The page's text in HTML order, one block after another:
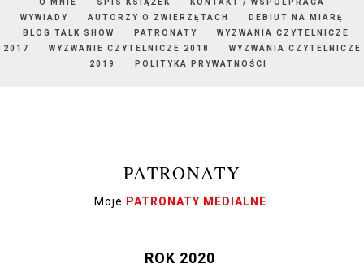
O MNIE SPIS KSIĄŻEK
KONTAKT / WSPÓŁPRACA
WYWIADY
AUTORZY O ZWIERZĘTACH
DEBIUT NA MIARĘ
BLOG TALK SHOW
PATRONATY
WYZWANIA CZYTELNICZE
2017
WYZWANIE CZYTELNICZE 2018
WYZWANIA CZYTELNICZE
2019
POLITYKA PRYWATNOŚCI
PATRONATY
Moje PATRONATY MEDIALNE
ROK 2020